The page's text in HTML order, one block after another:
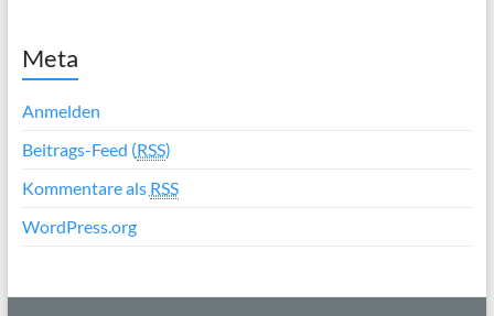
Meta
Anmelden
Beitrags-Feed (RSS)
Kommentare als RSS
WordPress.org